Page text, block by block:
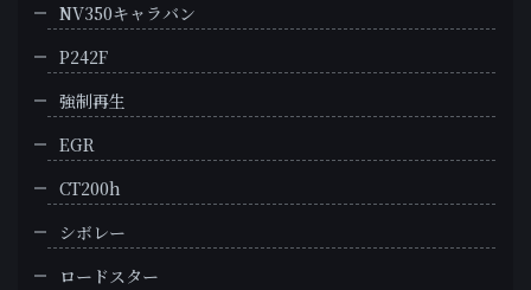
NV350キャラバン
P242F
強制再生
EGR
CT200h
シボレー
ロードスター